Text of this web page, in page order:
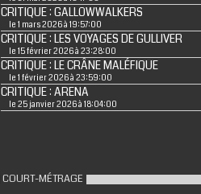
CRITIQUE : GALLOWWALKERS
le 1 mars 2026 à 19:57:00
CRITIQUE : LES VOYAGES DE GULLIVER
le 15 février 2026 à 23:28:00
CRITIQUE : LE CRÂNE MALÉFIQUE
le 1 février 2026 à 23:59:00
CRITIQUE : ARENA
le 25 janvier 2026 à 18:04:00
COURT-MÉTRAGE